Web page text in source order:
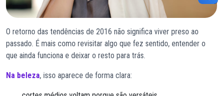
O retorno das tendências de 2016 não significa viver preso ao
passado. É mais como revisitar algo que fez sentido, entender o
que ainda funciona e deixar o resto para trás.
Na beleza, isso aparece de forma clara: